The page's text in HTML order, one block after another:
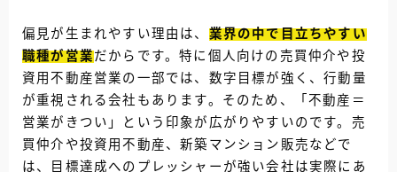
偏見が生まれやすい理由は、 業界の中で目立ちやすい
職種が営業だからです。特に個人向けの売買仲介や投
資用不動産営業の一部では、数字目標が強く、行動量
が重視される会社もあります。そのため、「不動産＝
営業がきつい」という印象が広がりやすいのです。売
買仲介や投資用不動産、新築マンション販売などで
は、目標達成へのプレッシャーが強い会社は実際にあ